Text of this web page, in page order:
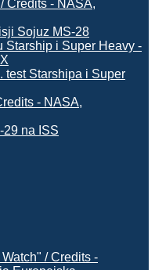
Sojuz MS-28
test Starshipa i Super
29 na ISS